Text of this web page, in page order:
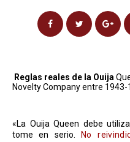
Reglas reales de la Ouija
Novelty Company entre 1943-
«La Ouija Queen debe
tome en serio.
No